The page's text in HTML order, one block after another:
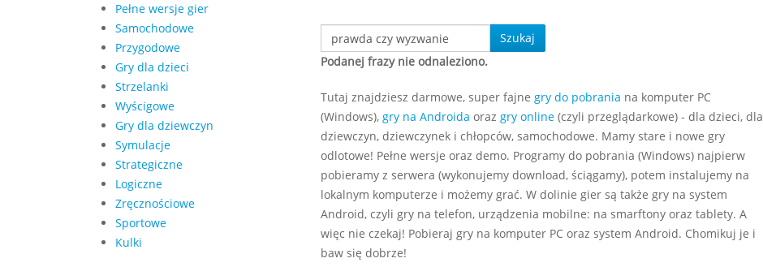
Pełne wersje gier
Samochodowe
Przygodowe
Gry dla dzieci
Strzelanki
Wyścigowe
Gry dla dziewczyn
Symulacje
Strategiczne
Logiczne
Zręcznościowe
Sportowe
Kulki
Szukaj
Podanej frazy nie odnaleziono.
Tutaj znajdziesz darmowe, super fajne gry do pobrania na komputer PC
(Windows), gry na Androida oraz gry online(czyli przeglądarkowe) - dla dzieci, dla
dziewczyn, dziewczynek i chłopców, samochodowe. Mamy stare i nowe gry
odlotowe! Pełne wersje oraz demo. Programy do pobrania (Windows) najpierw
pobieramy z serwera (wykonujemy download, ściągamy), potem instalujemy na
lokalnym komputerze i możemy grać. W dolinie gier są także gry na system
Android, czyli gry na telefon, urządzenia mobilne: na smarftony oraz tablety. A
więc nie czekaj! Pobieraj gry na komputer PC oraz system Android. Chomikuj je i
baw się dobrze!